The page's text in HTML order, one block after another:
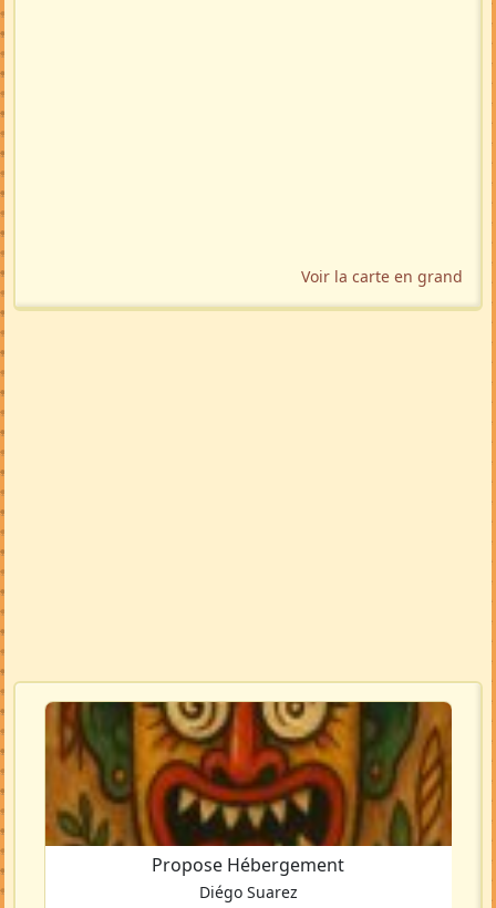
Voir la carte en grand
Propose Hébergement
Diégo Suarez